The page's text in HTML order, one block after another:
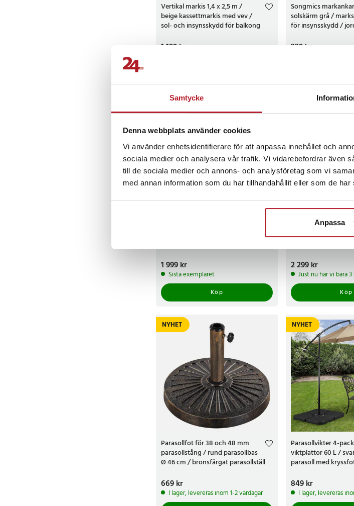
Samtycke
Denna webbplats använder cookies
Vi använder enhetsidentifierare för att anpassa innehållet och
sociala medier och analysera vår trafik. Vi vidarebefordrar även
till de sociala medier och annons- och analysföretag som vi
med annan information som du har tillhandahållit eller som de
Anpassa
Vertikal markis 1,4 x 2,5 m /
beige kassettmarkis med vev /
sol- och insynsskydd för balkong
Pris:1 199 kr
1 199 kr
Songmics
solskärm grå /
för insynsskydd /
Pris:229 kr
229 kr
Pris:1 999 kr
1 999 kr
Sista exemplaret
Köp
Markis 300 x 250 cm
solmarkis med vev /
Pris:2 299 kr
2 299 kr
Just nu har vi bara 3
Köp
NYHET
Parasollfot för 38 och 48 mm
parasollstång / rund parasollbas
Ø 46 cm / bronsfärgat parasollställ
Pris: 669 kr
669 kr
I lager, levereras inom 1-2 vardagar
NYHET
Parasollvikter 4-
viktplattor 60 L /
parasoll med
Pris: 849 kr
849 kr
I lager, levereras